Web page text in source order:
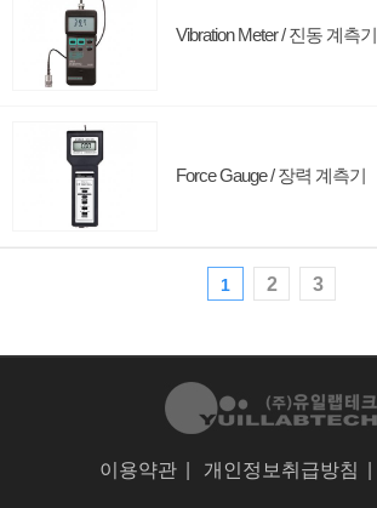
Vibration Meter / 진동 계측기
Force Gauge / 장력 계측기
1 2 3
이용약관 개인정보취급방침